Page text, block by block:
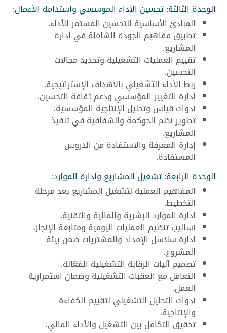
الوحدة الثالثة: تحسين الأداء المؤسسي واستدامة الأعمال:
المبادئ الأساسية للتحسين المستمر للأداء.
تطبيق مفاهيم الجودة الشاملة في إدارة
المشاريع.
تقييم العمليات التشغيلية وتحديد مجالات
التحسين.
ربط الأداء التشغيلي بالأهداف الإستراتيجية.
إدارة التغيير المؤسسي ودعم ثقافة التحسين.
أدوات قياس وتحليل الإنتاجية المؤسسية.
تطوير نظم الحوكمة والشفافية في تنفيذ
المشاريع.
إدارة المعرفة والاستفادة من الدروس
المستفادة.
الوحدة الرابعة: تشغيل المشاريع وإدارة الموارد:
المفاهيم العملية لتشغيل المشاريع بعد مرحلة
التخطيط.
إدارة الموارد البشرية والمالية والتقنية.
أساليب تنظيم العمليات اليومية ومتابعة الإنجاز.
إدارة سلاسل الإمداد والمشتريات ضمن بيئة
المشروع.
تصميم آليات الرقابة التشغيلية الفعّالة.
التعامل مع العقبات التشغيلية وضمان استمرارية
العمل.
أدوات التحليل التشغيلي لتقييم الكفاءة
والإنتاجية.
تحقيق التكامل بين التشغيل والأداء المالي.